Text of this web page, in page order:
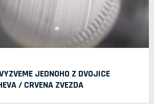
JEDNOHO Z DVOJICE
/ CRVENA ZVEZDA